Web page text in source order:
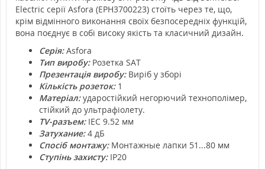
Electric серії Asfora (EPH3700223) стоїть через те, що,
крім відмінного виконання своїх безпосередніх функцій,
вона поєднує в собі високу якість та класичний дизайн.
Серія:Asfora
Тип виробу:Розетка SAT
Презентація виробу: Виріб у зборі
Кількість розеток:1
Матеріал:ударостійкий негорючий технополімер,
стійкий до ультрафіолету.
TV-разъем: IEC 9.52 мм
Затухание:4 дБ
Спосіб монтажу: Монтажные лапки 51...80 мм
Ступінь захисту:IP20